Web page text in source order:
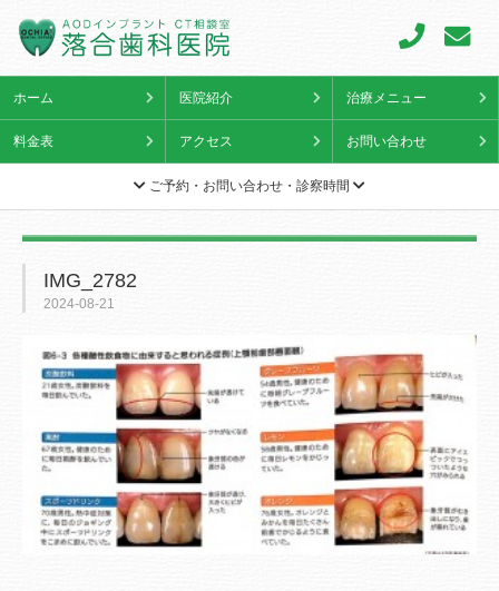
ホーム 医院紹介 治療メニュー
料金表 アクセス お問い合わせ
ご予約・お問い合わせ・診察時間
IMG_2782
2024-08-21